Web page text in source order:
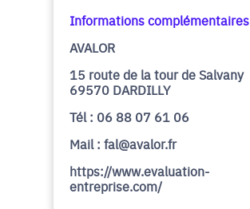
Informations complémentaires
AVALOR
15 route de la tour de Salvany
69570 DARDILLY
Tél : 06 88 07 61 06
Mail : fal@avalor.fr
https://www.evaluation-
entreprise.com/